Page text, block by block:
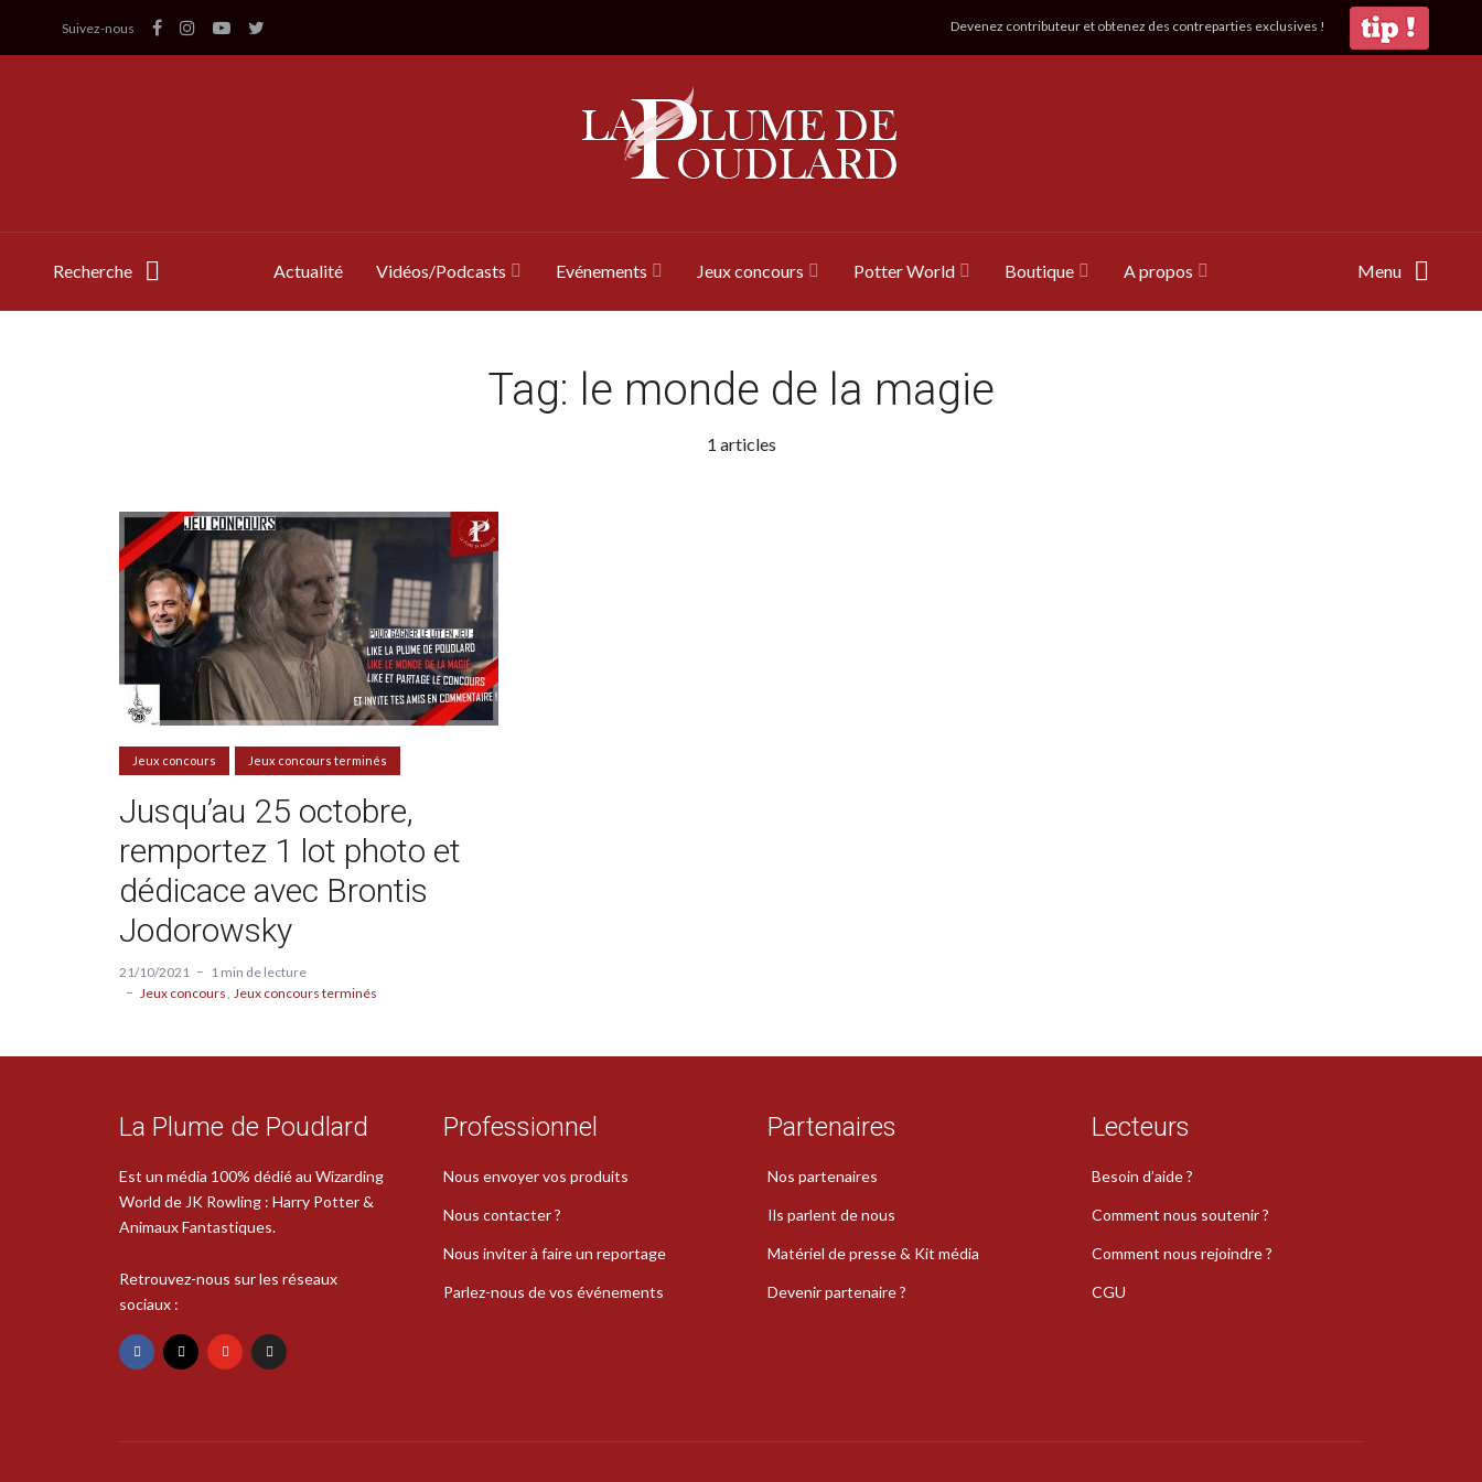
Suivez-nous Devenez contributeur et obtenez des contreparties exclusives !
Recherche Actualité Vidéos/Podcasts Evénements Jeux concours Potter World Boutique A propos Menu
Tag: le monde de la magie
1 articles
Jeux concours Jeux concours terminés
Jusqu’au 25 octobre,
remportez 1 lot photo et
dédicace avec Brontis
Jodorowsky
21/10/2021
1 min de lecture
Jeux concours
Jeux concours terminés
La Plume de Poudlard
Est un média 100% dédié au Wizarding
World de JK Rowling : Harry Potter &
Animaux Fantastiques.
Retrouvez-nous sur les réseaux
sociaux :
Professionnel
Nous envoyer vos produits
Nous contacter ?
Nous inviter à faire un reportage
Parlez-nous de vos événements
Partenaires
Nos partenaires
Ils parlent de nous
Matériel de presse & Kit média
Devenir partenaire ?
Lecteurs
Besoin d’aide ?
Comment nous soutenir ?
Comment nous rejoindre ?
CGU